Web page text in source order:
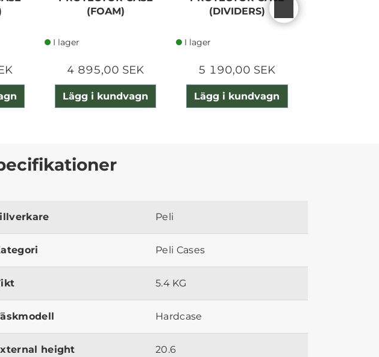
(FOAM)
I lager
4 895,00 SEK
Lägg i kundvagn
(DIVIDERS)
I lager
5 190,00 SEK
Lägg i kundvagn
Peli
Peli Cases
5.4 KG
Hardcase
height 20.6